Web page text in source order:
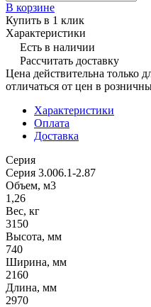
В корзине
Купить в 1 клик
Характеристики
Есть в наличии
Рассчитать доставку
Цена действительна только
отличаться от цен в
Характеристики
Оплата
Доставка
Серия
Серия 3.006.1-2.87
Объем, м3
1,26
Вес, кг
3150
Высота, мм
740
Ширина, мм
2160
Длина, мм
2970